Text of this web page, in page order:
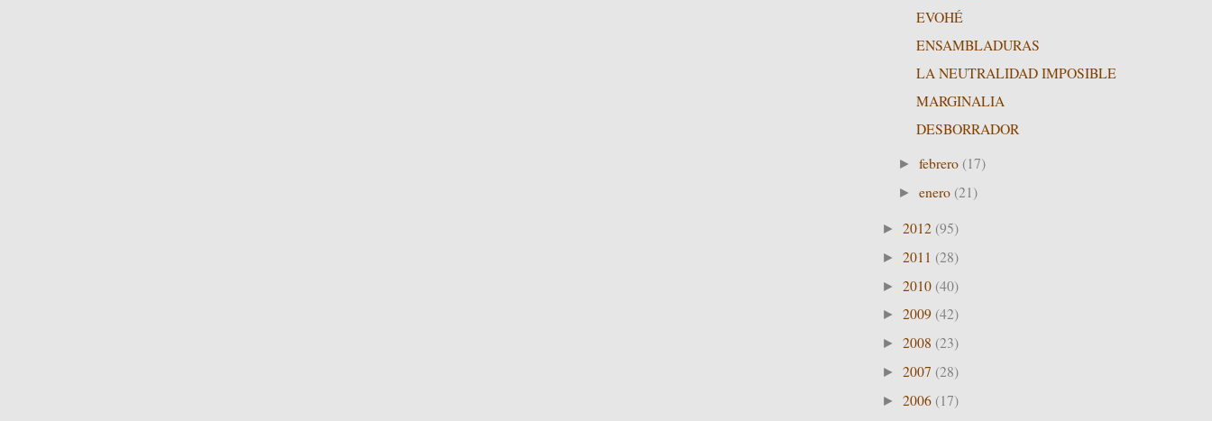
EVOHÉ
ENSAMBLADURAS
LA NEUTRALIDAD IMPOSIBLE
MARGINALIA
DESBORRADOR
►febrero (17)
►enero (21)
► 2012 (95)
► 2011 (28)
► 2010 (40)
► 2009 (42)
► 2008 (23)
► 2007 (28)
► 2006 (17)